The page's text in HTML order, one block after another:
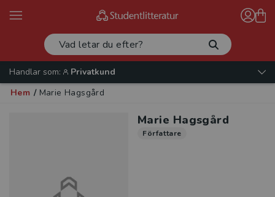
Handlar som:
Privatkund
Hem / Marie Hagsgård
Marie Hagsgård
Författare